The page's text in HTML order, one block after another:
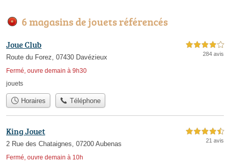
6 magasins de jouets référencés
Joue Club
Route du Forez, 07430 Davézieux
Fermé, ouvre demain à 9h30
4,0 étoiles sur 5
284 avis
jouets
Horaires Téléphone
King Jouet
2 Rue des Chataignes, 07200 Aubenas
Fermé, ouvre demain à 10h
4,5 étoiles sur 5
21 avis